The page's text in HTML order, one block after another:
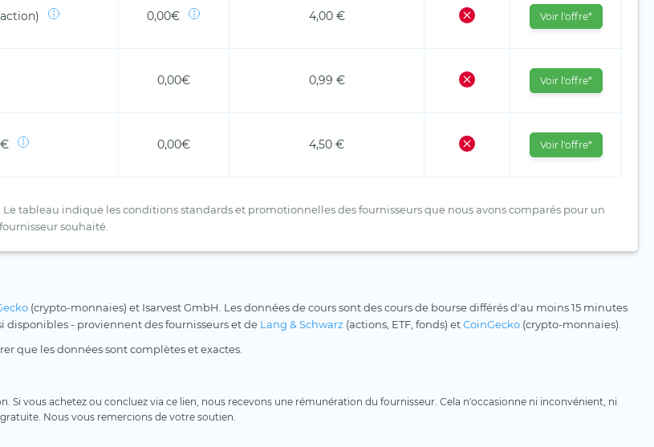
0,00€ 4,00 € Voir l'offre*
0,00€ 0,99 € Voir l'offre*
0,00€ 4,50 € Voir l'offre*
tableau indique les conditions standards et promotionnelles des fournisseurs que nous avons comparés pour un
souhaité.
(crypto-monnaies) et Isarvest GmbH. Les données de cours sont des cours de bourse différés d'au moins 15 minutes
disponibles - proviennent des fournisseurs et de Lang & Schwarz (actions, ETF, fonds) etCoinGecko (crypto-monnaies).
que les données sont complètes et exactes.
Si vous achetez ou concluez via ce lien, nous recevons une rémunération du fournisseur. Cela n'occasionne ni inconvénient, ni
Nous vous remercions de votre soutien.